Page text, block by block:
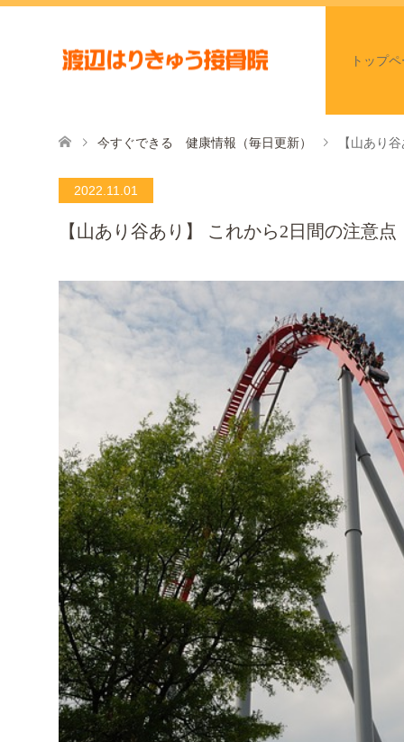
トップ
今すぐできる 健康情報（毎日更新） 【山あり
2022.11.01
【山あり谷あり】 これから2日間の注意点